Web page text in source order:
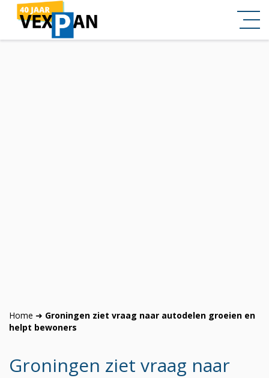
Home ➜ Groningen ziet vraag naar autodelen groeien en
helpt bewoners
Groningen ziet vraag naar